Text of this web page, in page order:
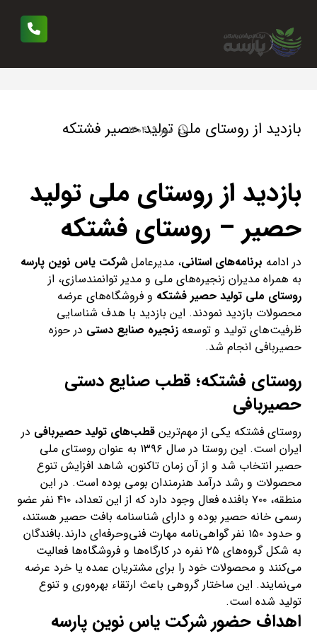
بازدید از روستای ملی تولید حصیر فشتکه
مهر ۹, ۱۴۰۴
بازدید از روستای ملی تولید
حصیر – روستای فشتکه
در ادامه برنامه‌های استانی، مدیرعامل شرکت یاس نوین پارسه
به همراه مدیران زنجیره‌های ملی و مدیر توانمندسازی، از
روستای ملی تولید حصیر فشتکه و فروشگاه‌های عرضه
محصولات بازدید نمودند. این بازدید با هدف شناسایی
ظرفیت‌های تولید و توسعه زنجیره صنایع دستی در حوزه
حصیربافی انجام شد.
روستای فشتکه؛ قطب صنایع دستی
حصیربافی
روستای فشتکه یکی از مهم‌ترینقطب‌های تولید حصیربافی در
ایران است. این روستا در سال ۱۳۹۶ به عنوان روستای ملی
حصیر انتخاب شد و از آن زمان تاکنون، شاهد افزایش تنوع
محصولات و رشد درآمد هنرمندان بومی بوده است. در این
منطقه، ۷۰۰ بافنده فعال وجود دارد که از این تعداد، ۴۱۰ نفر عضو
رسمی خانه حصیر بوده و دارای شناسنامه بافت حصیر هستند،
و حدود ۱۵۰ نفر گواهی‌نامه مهارت فنی‌وحرفه‌ای دارند.بافندگان
به شکل گروه‌های ۲۵ نفره در کارگاه‌ها و فروشگاه‌ها فعالیت
می‌کنند و محصولات خود را برای مشتریان عمده یا خرد عرضه
می‌نمایند. این ساختار گروهی باعث ارتقاء بهره‌وری و تنوع
تولید شده است.
اهداف حضور شرکت یاس نوین پارسه